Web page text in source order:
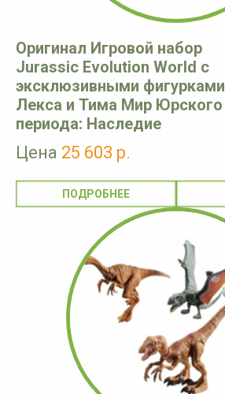
Оригинал Игровой набор
Jurassic Evolution World с
эксклюзивными фигурками
Лекса и Тима Мир Юрского
периода: Наследие
Цена 25 603 р.
ПОДРОБНЕЕ